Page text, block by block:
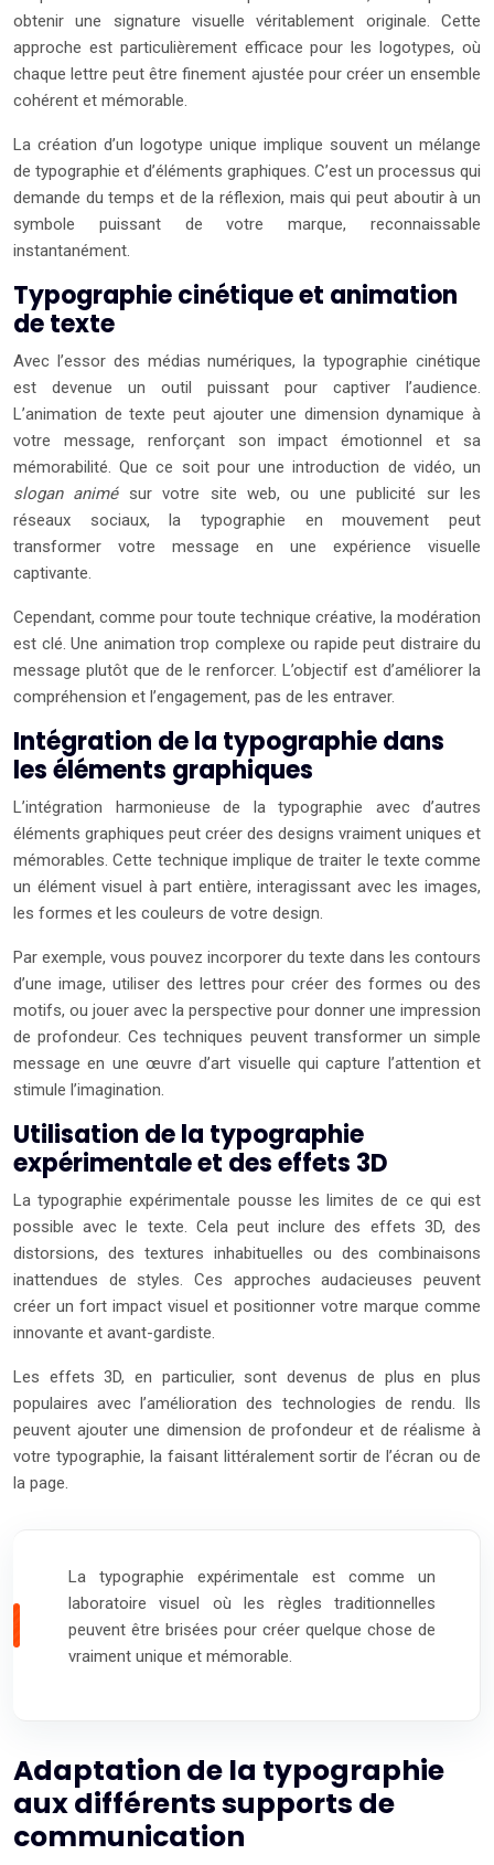
obtenir une signature visuelle véritablement originale. Cette
approche est particulièrement efficace pour les logotypes, où
chaque lettre peut être finement ajustée pour créer un ensemble
cohérent et mémorable.
La création d’un logotype unique implique souvent un mélange
de typographie et d’éléments graphiques. C’est un processus qui
demande du temps et de la réflexion, mais qui peut aboutir à un
symbole puissant de votre marque, reconnaissable
instantanément.
Typographie cinétique et animation
de texte
Avec l’essor des médias numériques, la typographie cinétique
est devenue un outil puissant pour captiver l’audience.
L’animation de texte peut ajouter une dimension dynamique à
votre message, renforçant son impact émotionnel et sa
mémorabilité. Que ce soit pour une introduction de vidéo, un
slogan animé sur votre site web, ou une publicité sur les
réseaux sociaux, la typographie en mouvement peut
transformer votre message en une expérience visuelle
captivante.
Cependant, comme pour toute technique créative, la modération
est clé. Une animation trop complexe ou rapide peut distraire du
message plutôt que de le renforcer. L’objectif est d’améliorer la
compréhension et l’engagement, pas de les entraver.
Intégration de la typographie dans
les éléments graphiques
L’intégration harmonieuse de la typographie avec d’autres
éléments graphiques peut créer des designs vraiment uniques et
mémorables. Cette technique implique de traiter le texte comme
un élément visuel à part entière, interagissant avec les images,
les formes et les couleurs de votre design.
Par exemple, vous pouvez incorporer du texte dans les contours
d’une image, utiliser des lettres pour créer des formes ou des
motifs, ou jouer avec la perspective pour donner une impression
de profondeur. Ces techniques peuvent transformer un simple
message en une œuvre d’art visuelle qui capture l’attention et
stimule l’imagination.
Utilisation de la typographie
expérimentale et des effets 3D
La typographie expérimentale pousse les limites de ce qui est
possible avec le texte. Cela peut inclure des effets 3D, des
distorsions, des textures inhabituelles ou des combinaisons
inattendues de styles. Ces approches audacieuses peuvent
créer un fort impact visuel et positionner votre marque comme
innovante et avant-gardiste.
Les effets 3D, en particulier, sont devenus de plus en plus
populaires avec l’amélioration des technologies de rendu. Ils
peuvent ajouter une dimension de profondeur et de réalisme à
votre typographie, la faisant littéralement sortir de l’écran ou de
la page.
La typographie expérimentale est comme un
laboratoire visuel où les règles traditionnelles
peuvent être brisées pour créer quelque chose de
vraiment unique et mémorable.
Adaptation de la typographie
aux différents supports de
communication